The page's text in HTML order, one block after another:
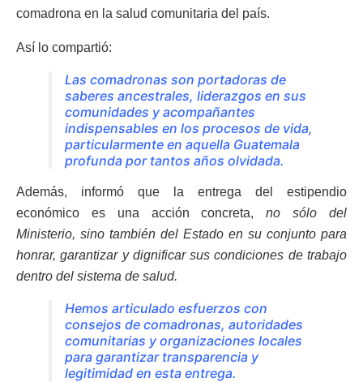
comadrona en la salud comunitaria del país.
Así lo compartió:
Las comadronas son portadoras de
saberes ancestrales, liderazgos en sus
comunidades y acompañantes
indispensables en los procesos de vida,
particularmente en aquella Guatemala
profunda por tantos años olvidada.
Además, informó que la entrega del estipendio
económico es una acción concreta,no sólo del
Ministerio, sino también del Estado en su conjunto para
honrar, garantizar y dignificar sus condiciones de trabajo
dentro del sistema de salud.
Hemos articulado esfuerzos con
consejos de comadronas, autoridades
comunitarias y organizaciones locales
para garantizar transparencia y
legitimidad en esta entrega.